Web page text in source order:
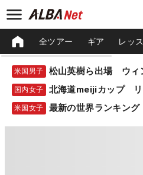
全ツアー ギア レッ
米国男子
国内女子 北海道meijiカップ リ
米国女子 最新の世界ランキング